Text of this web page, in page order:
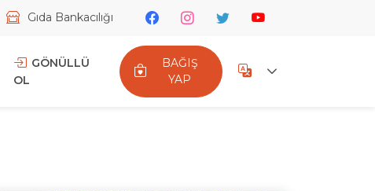
Gıda Bankacılığı
GÖNÜLLÜ
OL
BAĞIŞ
YAP